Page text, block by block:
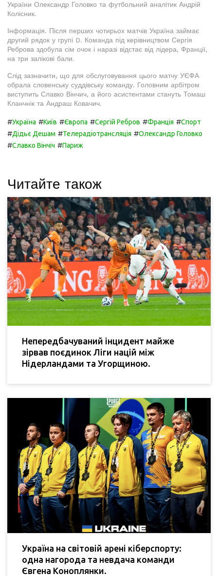
України Олександр Головко та футбольний аналітик Андрій
Колісник.
Інформація. Після перших чотирьох матчів Україна займає
другий рядок у групі D. Команда під керівництвом Сергія
Реброва здобула сім очок і наразі відстає від лідера, Франції,
на три залікові бали.
Слід зазначити, що для обслуговування цього матчу УЄФА
обрала словенську суддівську команду. Головним арбітром
виступить Славко Вінчич, а його асистентами стануть Томаш
Кланчнік та Андраш Ковачич.
#Україна #Київ #Європа #Сергій Ребров #Франція #Спорт
#Дідьє Дешам #Телерадіотрансляція #Олександр Головко
#Славко Вінчіч #Париж
Читайте також
Непередбачуваний інцидент майже
зірвав поєдинок Ліги націй між
Нідерландами та Угорщиною.
Україна на світовій арені кіберспорту:
одна нагорода та невдача команди
Євгена Коноплянки.